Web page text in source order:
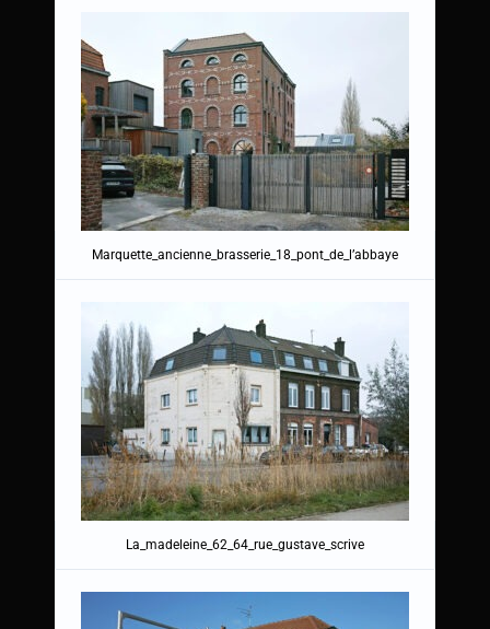
Marquette_ancienne_brasserie_18_pont_de_l’abbaye
La_madeleine_62_64_rue_gustave_scrive